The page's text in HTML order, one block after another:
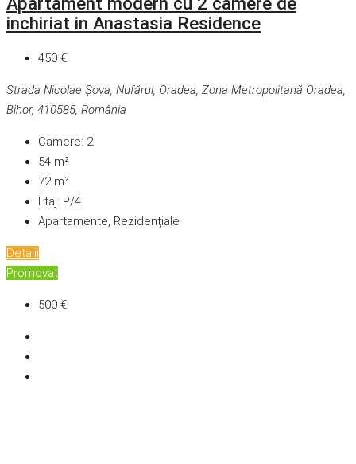
inchiriat in Anastasia Residence
450 €
Strada Nicolae Șova, Nufărul, Oradea, Zona Metropolitană Oradea,
Bihor, 410585, România
Camere: 2
54 m²
72m²
Etaj: P/4
Apartamente, Rezidențiale
Detalii
Promovat
500 €